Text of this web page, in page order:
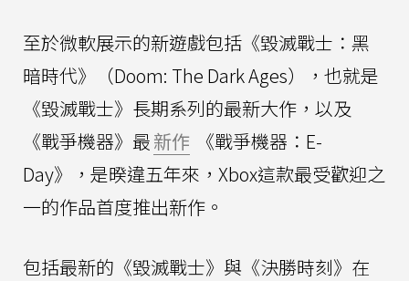
至於微軟展示的新遊戲包括《毀滅戰士：黑
暗時代》（Doom: The Dark Ages），也就是
《毀滅戰士》長期系列的最新大作，以及
《戰爭機器》最新作 《戰爭機器：E-
Day》，是暌違五年來，Xbox這款最受歡迎之
一的作品首度推出新作。
包括最新的《毀滅戰士》與《決勝時刻》在